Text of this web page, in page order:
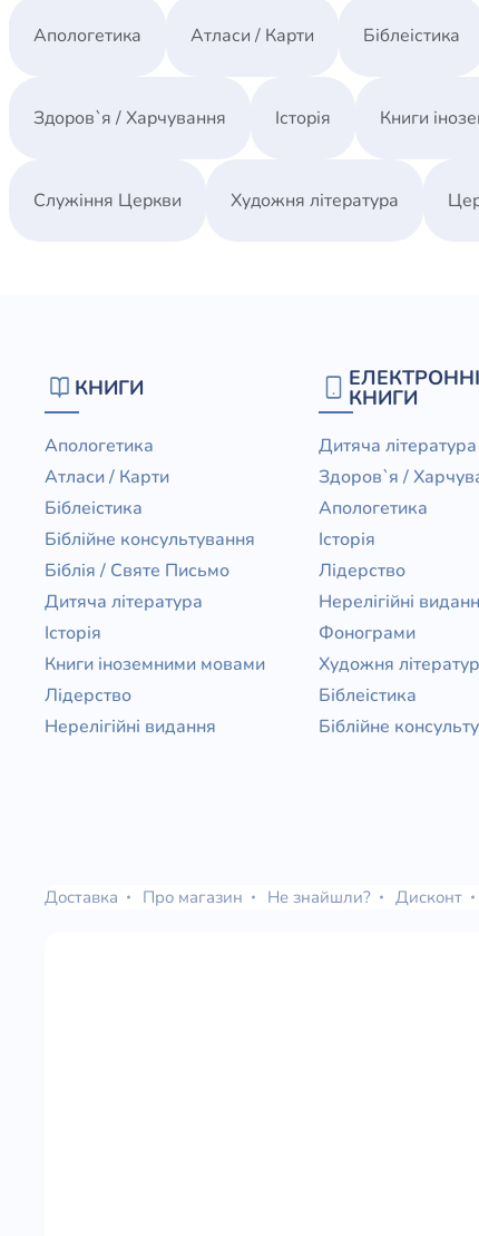
Апологетика Атласи / Карти Біблеістика
Здоров`я / Харчування Історія Книги
Служіння Церкви Художня література
КНИГИ
Апологетика
Атласи / Карти
Біблеістика
Біблійне консультування
Біблія / Святе Письмо
Дитяча література
Історія
Книги іноземними мовами
Лідерство
Нерелігійні видання
ЕЛЕКТРОННІ
КНИГИ
Дитяча література
Здоров`я /
Апологетика
Історія
Лідерство
Нерелігійні
Фонограми
Художня
Біблеістика
Біблійне
Доставка Про магазин Не знайшли? Дисконт